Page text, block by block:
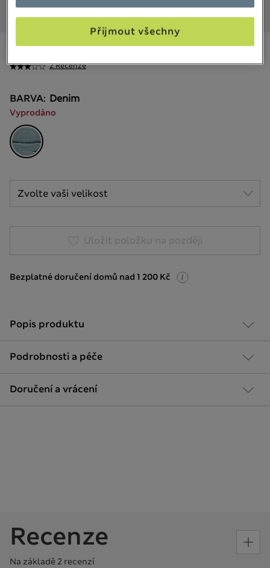
2 Recenze
469,00Kč Všechny ceny jsou včetně daní a poplatků
BARVA: Denim
Vyprodáno
Uložit položku na později
Bezplatné doručení domů nad 1 200 Kč
Popis produktu
Podrobnosti a péče
Doručení a vrácení
Recenze
Na základě 2 recenzí
Přijmout všechny